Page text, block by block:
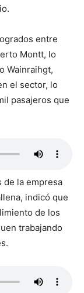
entre
Montt, lo
Wainraihgt,
el sector, lo
pasajeros que
de la empresa
indicó que
de los
trabajando